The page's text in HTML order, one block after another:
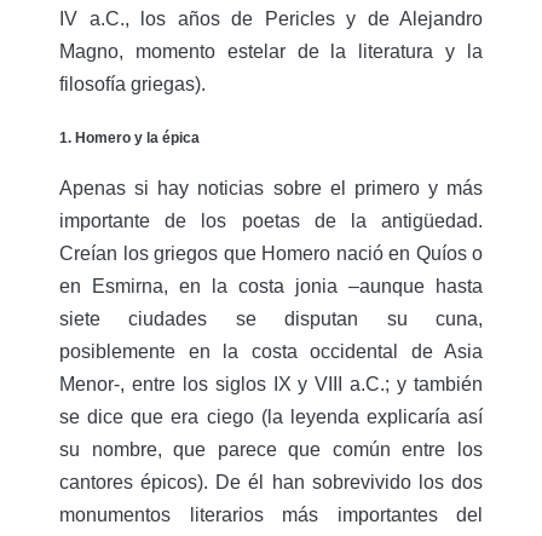
IV a.C., los años de Pericles y de Alejandro
Magno, momento estelar de la literatura y la
filosofía griegas).
1. Homero y la épica
Apenas si hay noticias sobre el primero y más
importante de los poetas de la antigüedad.
Creían los griegos que Homero nació en Quíos o
en Esmirna, en la costa jonia –aunque hasta
siete ciudades se disputan su cuna,
posiblemente en la costa occidental de Asia
Menor-, entre los siglos IX y VIII a.C.; y también
se dice que era ciego (la leyenda explicaría así
su nombre, que parece que común entre los
cantores épicos). De él han sobrevivido los dos
monumentos literarios más importantes del